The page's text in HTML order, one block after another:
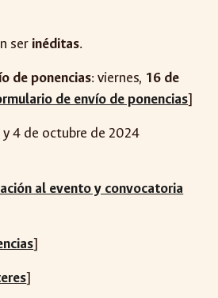
serinéditas.
de ponencias: viernes, 16 de
de envío de ponencias]
y 4 de octubre de 2024
al evento y convocatoria
]
]